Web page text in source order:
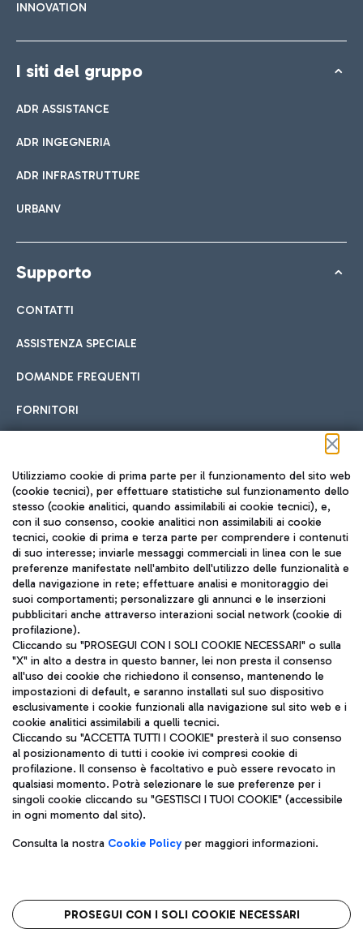
INNOVATION
I siti del gruppo
ADR ASSISTANCE
ADR INGEGNERIA
ADR INFRASTRUTTURE
URBANV
Supporto
CONTATTI
ASSISTENZA SPECIALE
DOMANDE FREQUENTI
FORNITORI
Seguici sui social
TRAVEL JOURNAL
ITA
Aeroporti di Roma S.p.A. - Società soggetta a direzione e
coordinamento di Mundys S.p.A.
Codice fiscale e Registro delle Imprese di Roma 13032990155 P.
IVA 06572251004
Capitale sociale 62.224.743,00 int. vers.
Sede legale: Via Pier Paolo Racchetti 1 - 00054 Fiumicino (RM)
telefono +39 06 65951
Privacy policy
Note legali
Roma FCO
L'aeroporto stellato
Utilizziamo cookie di prima parte per il funzionamento del sito web
(cookie tecnici), per effettuare statistiche sul funzionamento dello
stesso (cookie analitici, quando assimilabili ai cookie tecnici), e,
con il suo consenso, cookie analitici non assimilabili ai cookie
tecnici, cookie di prima e terza parte per comprendere i contenuti
di suo interesse; inviarle messaggi commerciali in linea con le sue
preferenze manifestate nell'ambito dell'utilizzo delle funzionalità e
della navigazione in rete; effettuare analisi e monitoraggio dei
suoi comportamenti; personalizzare gli annunci e le inserzioni
pubblicitari anche attraverso interazioni social network (cookie di
profilazione).
Cliccando su "PROSEGUI CON I SOLI COOKIE NECESSARI" o sulla
"X" in alto a destra in questo banner, lei non presta il consenso
all'uso dei cookie che richiedono il consenso, mantenendo le
impostazioni di default, e saranno installati sul suo dispositivo
esclusivamente i cookie funzionali alla navigazione sul sito web e i
cookie analitici assimilabili a quelli tecnici.
Cliccando su "ACCETTA TUTTI I COOKIE" presterà il suo consenso
al posizionamento di tutti i cookie ivi compresi cookie di
profilazione. Il consenso è facoltativo e può essere revocato in
qualsiasi momento. Potrà selezionare le sue preferenze per i
singoli cookie cliccando su "GESTISCI I TUOI COOKIE" (accessibile
in ogni momento dal sito).
Consulta la nostra Cookie Policyper maggiori informazioni.
PROSEGUI CON I SOLI COOKIE NECESSARI